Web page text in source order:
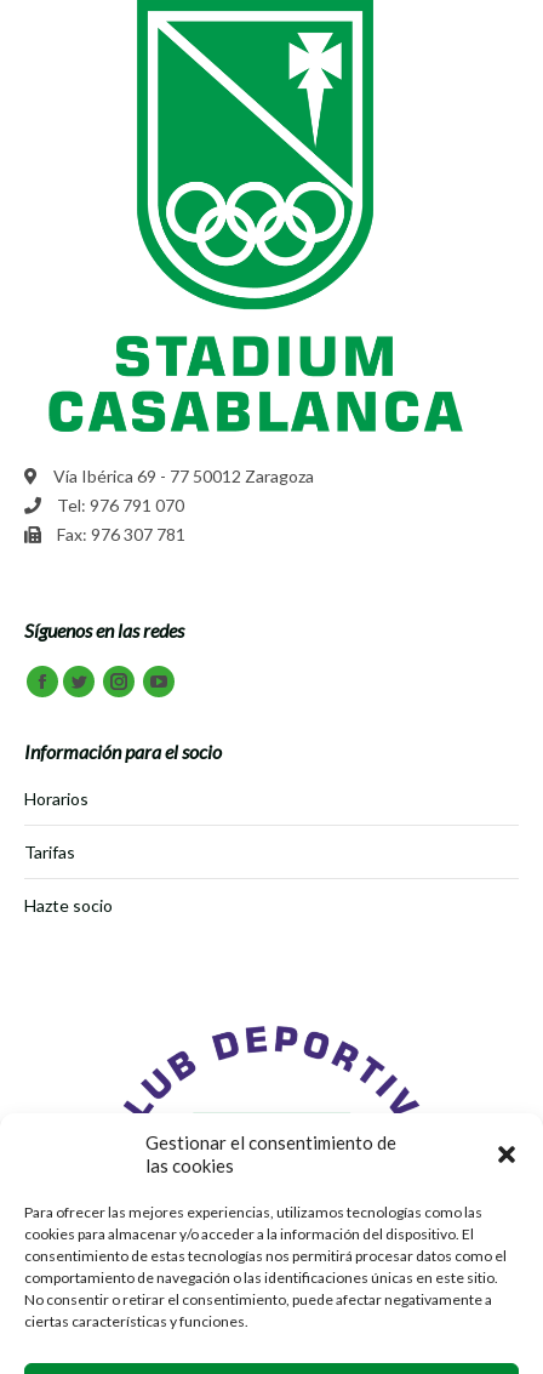
Gestionar el consentimiento de
las cookies
Para ofrecer las mejores experiencias, utilizamos tecnologías como las
cookies para almacenar y/o acceder a la información del dispositivo. El
consentimiento de estas tecnologías nos permitirá procesar datos como el
comportamiento de navegación o las identificaciones únicas en este sitio.
No consentir o retirar el consentimiento, puede afectar negativamente a
ciertas características y funciones.
Vía Ibérica 69 - 77 50012 Zaragoza
Tel: 976 791 070
Fax: 976 307 781
Síguenos en las redes
Encuéntranos en:
Facebook
TwitterInstagramYoutube
Información para el socio
Horarios
Tarifas
Hazte socio